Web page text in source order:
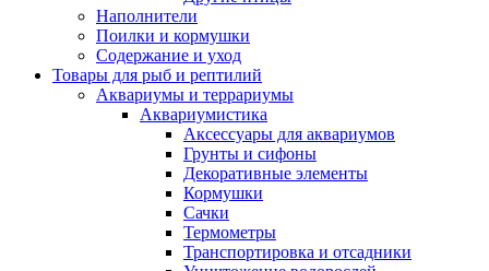
Наполнители
Поилки и кормушки
Содержание и уход
Товары для рыб и рептилий
Аквариумы и террариумы
Аквариумистика
Аксессуары для аквариумов
Грунты и сифоны
Декоративные элементы
Кормушки
Сачки
Термометры
Транспортировка и отсадники